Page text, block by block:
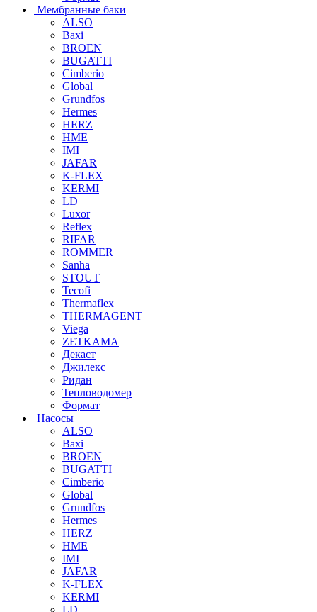
Мембранные баки
ALSO
Baxi
BROEN
BUGATTI
Cimberio
Global
Grundfos
Hermes
HERZ
HME
IMI
JAFAR
K-FLEX
KERMI
LD
Luxor
Reflex
RIFAR
ROMMER
Sanha
STOUT
Tecofi
Thermaflex
THERMAGENT
Viega
ZETKAMA
Декаст
Джилекс
Ридан
Тепловодомер
Формат
Насосы
ALSO
Baxi
BROEN
BUGATTI
Cimberio
Global
Grundfos
Hermes
HERZ
HME
IMI
JAFAR
K-FLEX
KERMI
LD